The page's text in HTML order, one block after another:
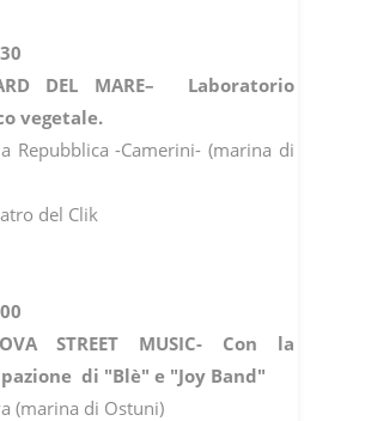
DEL MARE– Laboratorio
vegetale.
Repubblica -Camerini- (marina di
del Clik
STREET MUSIC- Con la
di "Blè" e "Joy Band"
(marina di Ostuni)